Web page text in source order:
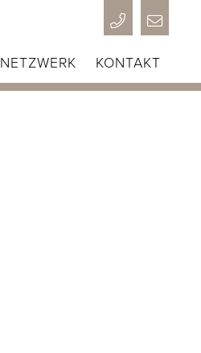


NETZWERK KONTAKT